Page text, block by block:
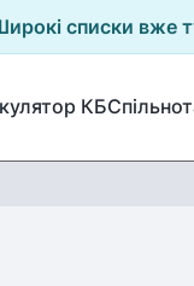
списки вже
КБ